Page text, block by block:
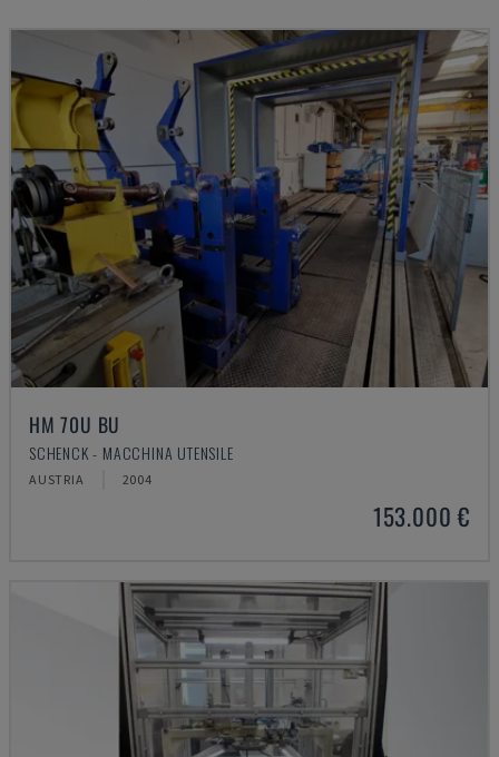
HM 70U BU
SCHENCK - MACCHINA UTENSILE
AUSTRIA 2004
153.000 €